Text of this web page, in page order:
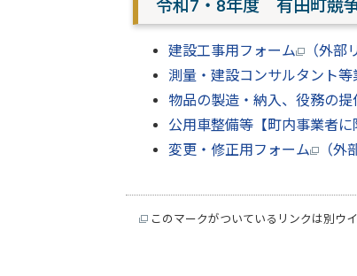
令和7・8年度 有田町競
建設工事用フォーム （外部
測量・建設コンサルタント等
物品の製造・納入、役務の提
公用車整備等【町内事業者に
変更・修正用フォーム （外
このマークがついているリンクは別ウ